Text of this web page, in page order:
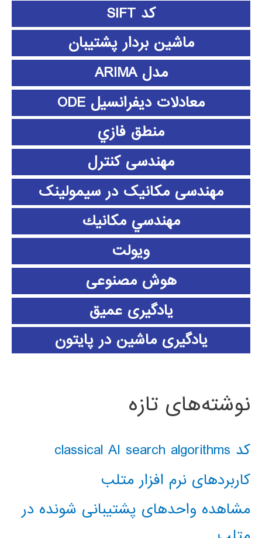
کد SIFT
ماشین بردار پشتیبان
مدل ARIMA
معادلات دیفرانسیل ODE
منطق فازي
مهندسی کنترل
مهندسی مکانیک در سیمولینک
مهندسي مكانيك
ویولت
هوش مصنوعی
یادگیری عمیق
یادگیری ماشین در پایتون
نوشته‌های تازه
کد classical AI search algorithms
کاربردهای نرم افزار متلب
مشاهده واحدهای پشتیبانی شونده در